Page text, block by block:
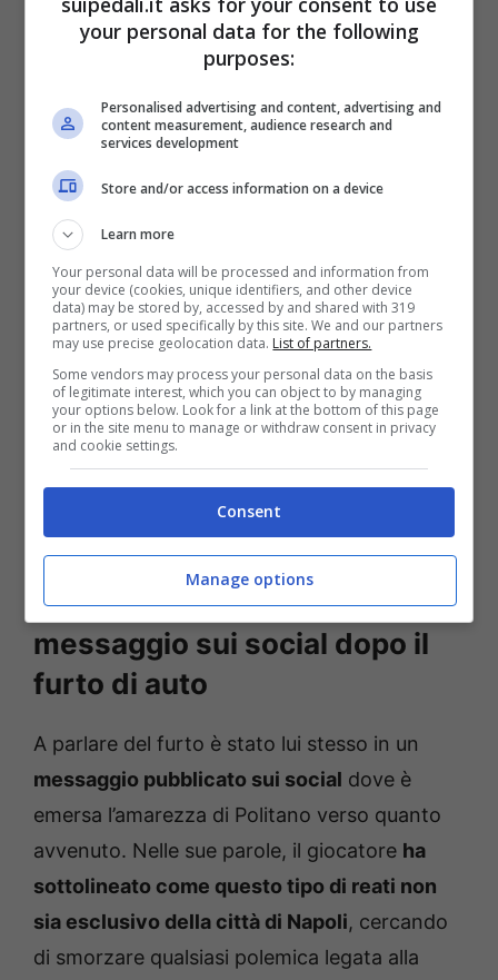
che cosa è successo a questo
giocatore
Il protagonista di questa storia è l’attaccante
Matteo Politano, che negli ultimi giorni è
stato
vittima di un furto che ha coinvolto la
sua auto, una Smart
del 9 ottobre 2024. Si tratta del terzo furto
che vede coinvolto un giocatore del club
partenopeo.
Prima di lui, a subire un furto, erano stati
ancheDavid Neres e Juan Jesus, che
avevano alimentato la percezione di una
calciatori e questi eventi.
Matteo Politano e il
messaggio sui social dopo il
furto di auto
A parlare del furto è stato lui stesso in un
messaggio pubblicato sui social dove è
emersa l’amarezza di Politano verso quanto
avvenuto. Nelle sue parole, il giocatore ha
sottolineato come questo tipo di reati non
sia esclusivo della città di Napoli, cercando
di smorzare qualsiasi polemica legata alla
your personal data for the following
purposes:
Personalised advertising and content, advertising and
content measurement, audience research and
services development
Store and/or access information on a device
Learn more
Your personal data will be processed and information from
your device (cookies, unique identifiers, and other device
data) may be stored by, accessed by and shared with 319
partners, or used specifically by this site. We and our partners
may use precise geolocation data. List of partners.
Some vendors may process your personal data on the basis
of legitimate interest, which you can object to by managing
your options below. Look for a link at the bottom of this page
or in the site menu to manage or withdraw consent in privacy
and cookie settings.
Consent
Manage options